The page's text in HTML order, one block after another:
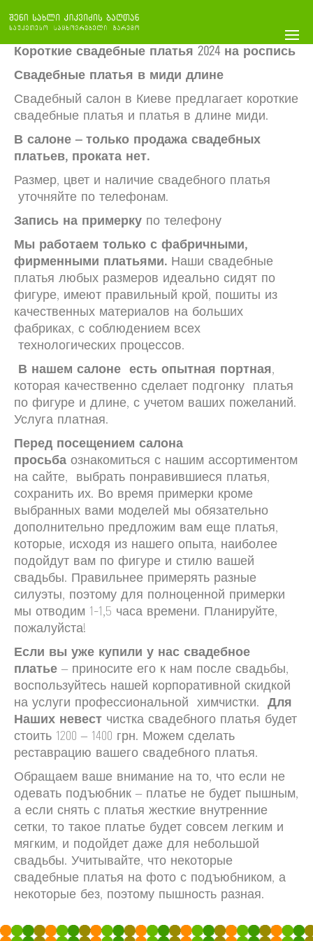
Короткие свадебные платья 2024 на роспись
Свадебные платья в миди длине
Свадебный салон в Киеве предлагает короткие
свадебные платья и платья в длине миди.
В салоне – только продажа свадебных
платьев, проката нет.
Размер, цвет и наличие свадебного платья
уточняйте по телефонам.
Запись на примерку по телефону
Мы работаем только с фабричными,
фирменными платьями. Наши свадебные
платья любых размеров идеально сидят по
фигуре, имеют правильный крой, пошиты из
качественных материалов на больших
фабриках, с соблюдением всех
технологических процессов.
В нашем салоне есть опытная портная,
которая качественно сделает подгонку платья
по фигуре и длине, с учетом ваших пожеланий.
Услуга платная.
Перед посещением салона
просьба ознакомиться с нашим ассортиментом
на сайте, выбрать понравившиеся платья,
сохранить их. Во время примерки кроме
выбранных вами моделей мы обязательно
дополнительно предложим вам еще платья,
которые, исходя из нашего опыта, наиболее
подойдут вам по фигуре и стилю вашей
свадьбы. Правильнее примерять разные
силуэты, поэтому для полноценной примерки
мы отводим 1-1,5 часа времени. Планируйте,
пожалуйста!
Если вы уже купили у нас свадебное
платье – приносите его к нам после свадьбы,
воспользуйтесь нашей корпоративной скидкой
на услуги профессиональной химчистки. Для
Наших невест чистка свадебного платья будет
стоить 1200 – 1400 грн. Можем сделать
реставрацию вашего свадебного платья.
Обращаем ваше внимание на то, что если не
одевать подъюбник – платье не будет пышным,
а если снять с платья жесткие внутренние
сетки, то такое платье будет совсем легким и
мягким, и подойдет даже для небольшой
свадьбы. Учитывайте, что некоторые
свадебные платья на фото с подъюбником, а
некоторые без, поэтому пышность разная.